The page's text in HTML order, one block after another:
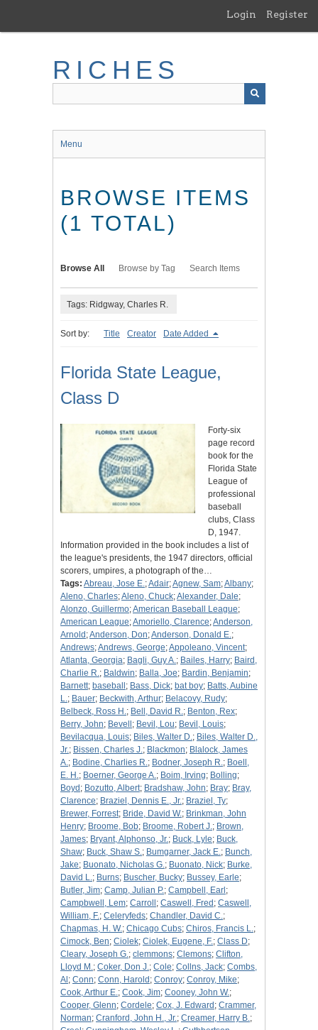
main
Login Register
RICHES
Menu
BROWSE ITEMS
(1 TOTAL)
Browse All Browse by Tag Search Items
Tags: Ridgway, Charles R.
Sort by: Title Creator Date Added
Florida State League,
Class D
Forty-six
page record
book for the
Florida State
League of
professional
baseball
clubs, Class
D, 1947.
Information provided in the book includes a list of
the league's presidents, the 1947 directors, official
scorers, umpires, a photograph of the…
Tags: Abreau, Jose E.;Adair;Agnew, Sam;Albany;
Aleno, Charles;Aleno, Chuck;Alexander, Dale;
Alonzo, Guillermo;American Baseball League;
American League;Amoriello, Clarence;Anderson,
Arnold ;Anderson, Don;Anderson, Donald E.;
Andrews;Andrews, George;Appoleano, Vincent;
Atlanta, Georgia; Bagli, Guy A.; Bailes, Harry; Baird,
Charlie R.; Baldwin; Balla, Joe; Bardin, Benjamin;
Barnett; baseball ; Bass, Dick; bat boy; Batts, Aubine
L.; Bauer; Beckwith, Arthur; Belacovy, Rudy;
Belbeck, Ross H.; Bell, David R.; Benton, Rex;
Berry, John; Bevell ; Bevil, Lou; Bevil, Louis;
Bevilacqua, Louis; Biles, Walter D.; Biles, Walter D.,
Jr.; Bissen, Charles J.; Blackmon; Blalock, James
A.; Bodine, Charlies R.; Bodner, Joseph R.; Boell,
E. H.; Boerner, George A.; Boim, Irving; Bolling;
Boyd ; Bozutto, Albert; Bradshaw, John; Bray; Bray,
Clarence; Braziel, Dennis E., Jr.; Braziel, Ty;
Brewer, Forrest; Bride, David W.; Brinkman, John
Henry; Broome, Bob; Broome, Robert J.; Brown,
James; Bryant, Alphonso, Jr.; Buck, Lyle; Buck,
Shaw; Buck, Shaw S.; Bumgarner, Jack E.; Bunch,
Jake; Buonato, Nicholas G.; Buonato, Nick; Burke,
David L.; Burns; Buscher, Bucky; Bussey, Earle;
Butler, Jim; Camp, Julian P.; Campbell, Earl ;
Campbwell, Lem; Carroll ; Caswell, Fred ; Caswell,
William, F.; Celeryfeds; Chandler, David C.;
Chapmas, H. W.; Chicago Cubs; Chiros, Francis L.;
Cimock, Ben; Ciolek; Ciolek, Eugene, F.; Class D;
Cleary, Joseph G.; clemmons; Clemons; Clifton,
Lloyd M.; Coker, Don J.; Cole; Collns, Jack; Combs,
Al ; Conn; Conn, Harold ; Conroy; Conroy, Mike;
Cook, Arthur E.; Cook, Jim; Cooney, John W.;
Cooper, Glenn; Cordele; Cox, J. Edward ; Crammer,
Norman; Cranford, John H., Jr.; Creamer, Harry B.;